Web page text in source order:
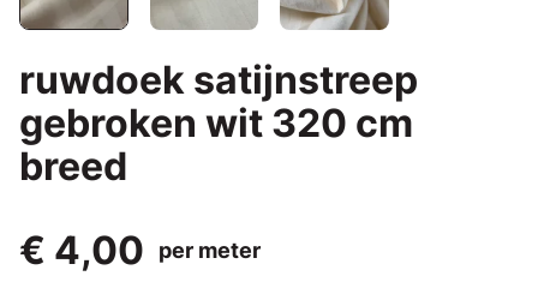
ruwdoek satijnstreep
gebroken wit 320 cm
breed
€ 4,00
per meter